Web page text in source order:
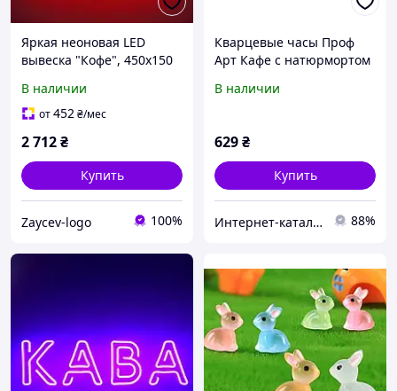
Яркая неоновая LED
вывеска "Кофе", 450х150
кофейни и бизнеса
В наличии
от452₴/мес
2 712₴
Купить
Zaycev-logo 100%
Кварцевые часы Проф
Арт Кафе с натюрмортом
В наличии
629₴
Купить
Интер​н​ет-ка​талог ​с​​ки​док "iBag.ua" 88%